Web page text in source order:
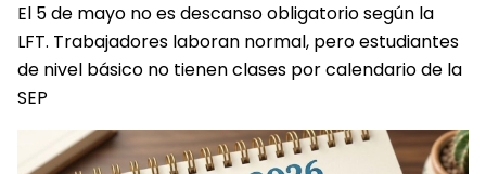
El 5 de mayo no es descanso obligatorio según la
LFT. Trabajadores laboran normal, pero estudiantes
de nivel básico no tienen clases por calendario de la
SEP